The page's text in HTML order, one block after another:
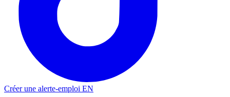
Créer une alerte-emploi EN